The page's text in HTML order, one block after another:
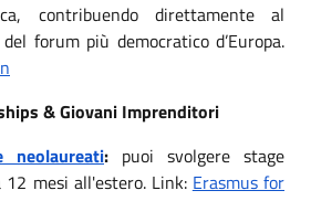
contribuendo direttamente al
forum più democratico d’Europa.
& Giovani Imprenditori
: puoi svolgere stage
mesi all'estero. Link: Erasmus for